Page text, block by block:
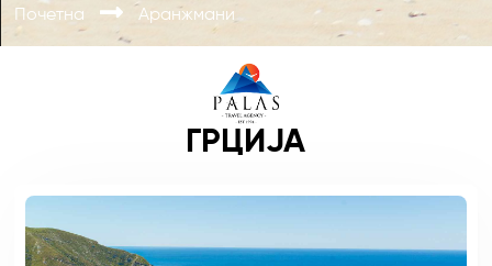
Почетна Аранжмани
ГРЦИЈА